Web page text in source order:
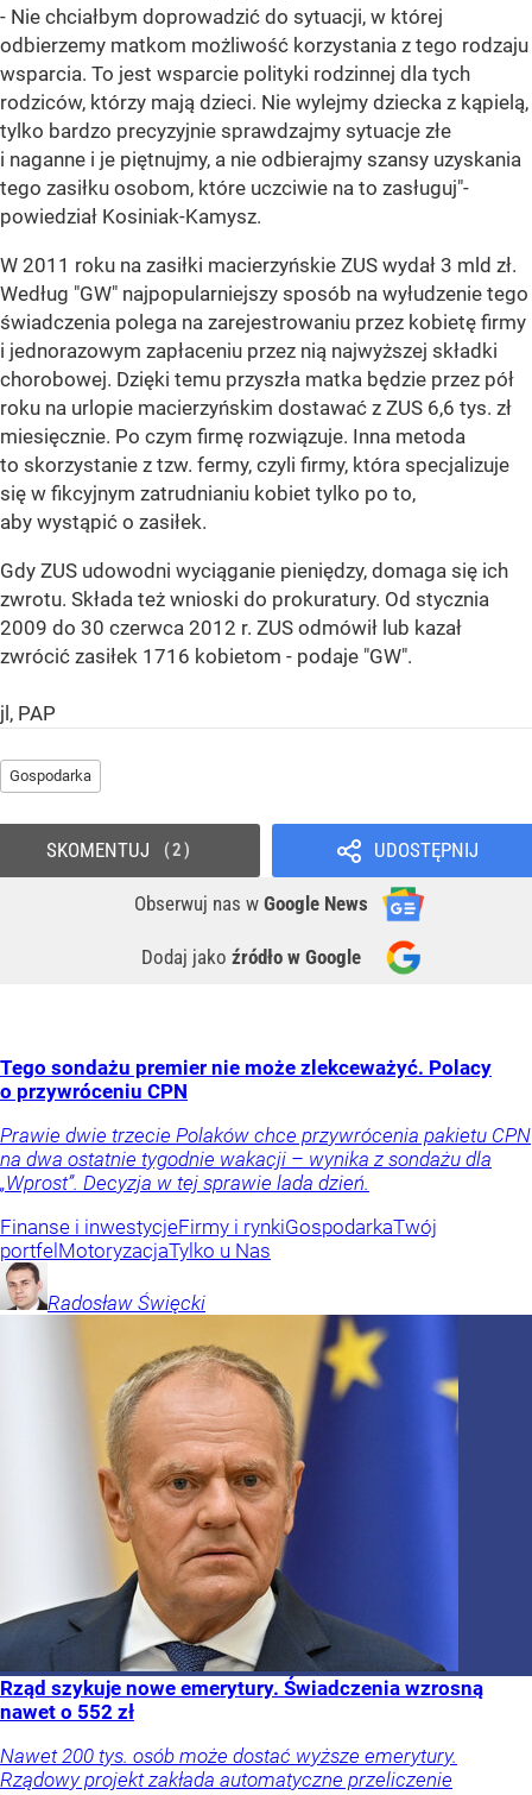
- Nie chciałbym doprowadzić do sytuacji, w której
odbierzemy matkom możliwość korzystania z tego rodzaju
wsparcia. To jest wsparcie polityki rodzinnej dla tych
rodziców, którzy mają dzieci. Nie wylejmy dziecka z kąpielą,
tylko bardzo precyzyjnie sprawdzajmy sytuacje złe
i naganne i je piętnujmy, a nie odbierajmy szansy uzyskania
tego zasiłku osobom, które uczciwie na to zasługuj"-
powiedział Kosiniak-Kamysz.
W 2011 roku na zasiłki macierzyńskie ZUS wydał 3 mld zł.
Według "GW" najpopularniejszy sposób na wyłudzenie tego
świadczenia polega na zarejestrowaniu przez kobietę firmy
i jednorazowym zapłaceniu przez nią najwyższej składki
chorobowej. Dzięki temu przyszła matka będzie przez pół
roku na urlopie macierzyńskim dostawać z ZUS 6,6 tys. zł
miesięcznie. Po czym firmę rozwiązuje. Inna metoda
to skorzystanie z tzw. fermy, czyli firmy, która specjalizuje
się w fikcyjnym zatrudnianiu kobiet tylko po to,
aby wystąpić o zasiłek.
Gdy ZUS udowodni wyciąganie pieniędzy, domaga się ich
zwrotu. Składa też wnioski do prokuratury. Od stycznia
2009 do 30 czerwca 2012 r. ZUS odmówił lub kazał
zwrócić zasiłek 1716 kobietom - podaje "GW".
jl, PAP
Gospodarka
UDOSTĘPNIJ
Obserwuj nas w Google News
Dodaj jako źródło w Google
SKOMENTUJ 2
Tego sondażu premier nie może zlekceważyć. Polacy
o przywróceniu CPN
Prawie dwie trzecie Polaków chce przywrócenia pakietu CPN
na dwa ostatnie tygodnie wakacji – wynika z sondażu dla
„Wprost”. Decyzja w tej sprawie lada dzień.
Finanse i inwestycjeFirmy i rynkiGospodarkaTwój
portfel MotoryzacjaTylko u Nas
Radosław Święcki
Rząd szykuje nowe emerytury. Świadczenia wzrosną
nawet o 552 zł
Nawet 200 tys. osób może dostać wyższe emerytury.
Rządowy projekt zakłada automatyczne przeliczenie